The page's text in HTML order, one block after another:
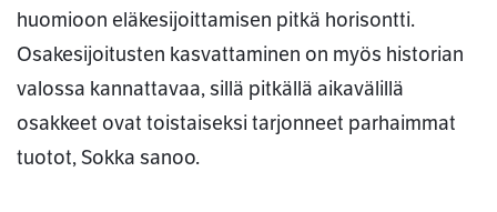
huomioon eläkesijoittamisen pitkä horisontti.
Osakesijoitusten kasvattaminen on myös historian
valossa kannattavaa, sillä pitkällä aikavälillä
osakkeet ovat toistaiseksi tarjonneet parhaimmat
tuotot, Sokka sanoo.